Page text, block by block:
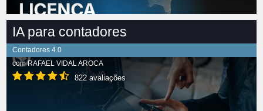
IA para contadores
Contadores 4.0
comRAFAEL VIDAL AROCA
822 avaliações